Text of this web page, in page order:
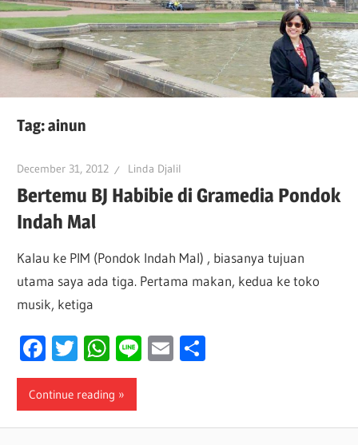
Tag:ainun
December 31, 2012 Linda Djalil
Bertemu BJ Habibie di Gramedia Pondok
Indah Mal
Kalau ke PIM (Pondok Indah Mal) , biasanya tujuan
utama saya ada tiga. Pertama makan, kedua ke toko
musik, ketiga
Facebook
Twitter
WhatsApp
LineEmail
Continue reading